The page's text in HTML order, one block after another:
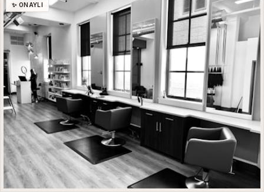
✨ ONAYLI